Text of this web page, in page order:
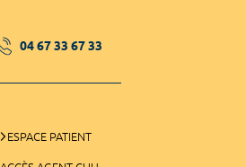
04 67 33 67 33
ESPACE PATIENT